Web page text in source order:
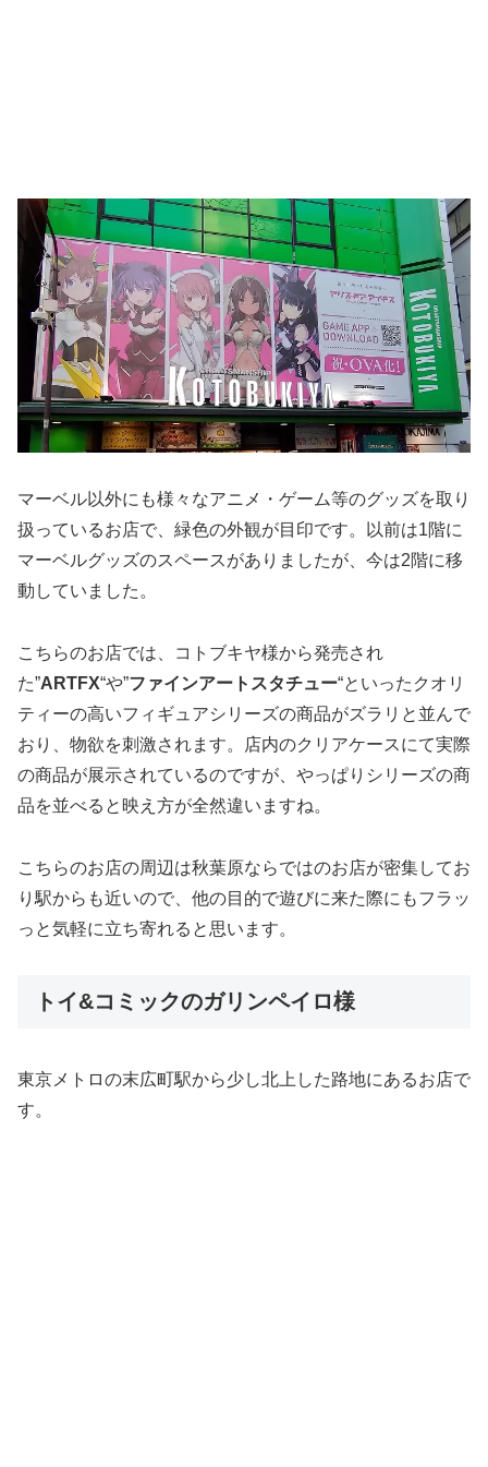
マーベル以外にも様々なアニメ・ゲーム等のグッズを取り
扱っているお店で、緑色の外観が目印です。以前は1階に
マーベルグッズのスペースがありましたが、今は2階に移
動していました。
こちらのお店では、コトブキヤ様から発売され
た”ARTFX“や”ファインアートスタチュー“といったクオリ
ティーの高いフィギュアシリーズの商品がズラリと並んで
おり、物欲を刺激されます。店内のクリアケースにて実際
の商品が展示されているのですが、やっぱりシリーズの商
品を並べると映え方が全然違いますね。
こちらのお店の周辺は秋葉原ならではのお店が密集してお
り駅からも近いので、他の目的で遊びに来た際にもフラッ
っと気軽に立ち寄れると思います。
トイ&コミックのガリンペイロ様
東京メトロの末広町駅から少し北上した路地にあるお店で
す。